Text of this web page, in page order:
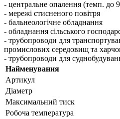
- центральне опалення (темп. до
- мережі стисненого повітря
- бальнеологічне обладнання
- обладнання сільського
- трубопроводи для
промислових середовищ та
- трубопроводи для
Найменування
Артикул
Діаметр
Максимальний тиск
Робоча температура